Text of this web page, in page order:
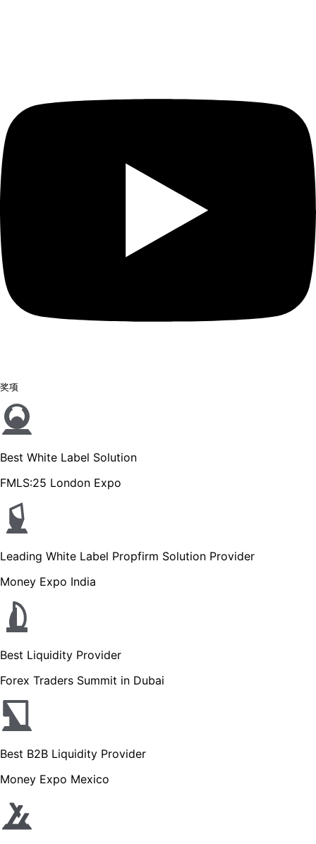
奖项
Best White Label Solution
FMLS:25 London Expo
Leading White Label Propfirm Solution Provider
Money Expo India
Best Liquidity Provider
Forex Traders Summit in Dubai
Best B2B Liquidity Provider
Money Expo Mexico